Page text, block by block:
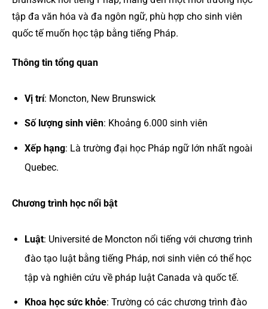
tập đa văn hóa và đa ngôn ngữ, phù hợp cho sinh viên
quốc tế muốn học tập bằng tiếng Pháp.
Thông tin tổng quan
Vị trí: Moncton, New Brunswick
Số lượng sinh viên: Khoảng 6.000 sinh viên
Xếp hạng: Là trường đại học Pháp ngữ lớn nhất ngoài
Quebec.
Chương trình học nổi bật
Luật: Université de Moncton nổi tiếng với chương trình
đào tạo luật bằng tiếng Pháp, nơi sinh viên có thể học
tập và nghiên cứu về pháp luật Canada và quốc tế.
Khoa học sức khỏe: Trường có các chương trình đào